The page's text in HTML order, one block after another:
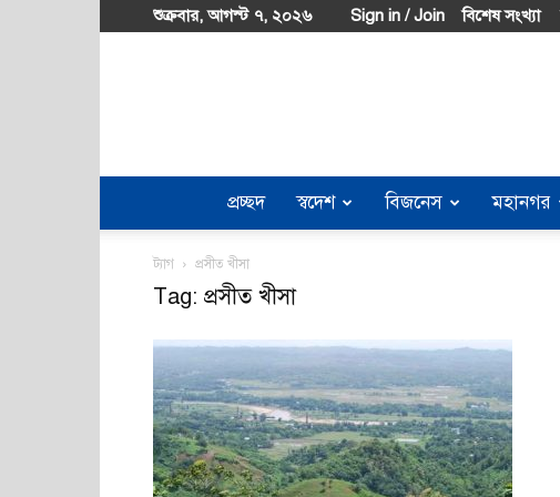
শুক্রবার, আগস্ট ৭, ২০২৬ Sign in / Join বিশেষ সংখ্যা
প্রচ্ছদ স্বদেশ বিজনেস মহানগর
ট্যাগ প্রসীত খীসা
Tag: প্রসীত খীসা